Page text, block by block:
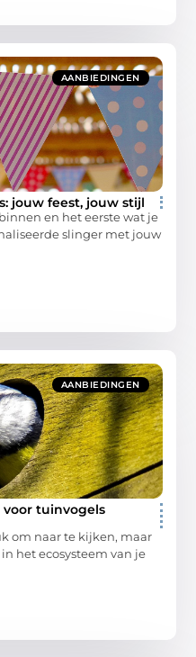
AANBIEDINGEN
jouw feest, jouw stijl
en het eerste wat je
slinger met jouw
AANBIEDINGEN
tuinvogels
om naar te kijken, maar
het ecosysteem van je